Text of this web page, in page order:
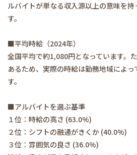
ルバイトが単なる収入源以上の意味を
す。
■平均時給（2024年）
全国平均で約1,080円となっています。
あるため、実際の時給は勤務地域によ
す。
■アルバイトを選ぶ基準
１位：時給の高さ (63.0%)
２位：シフトの融通がきくか (40.0%)
３位：雰囲気の良さ (36.0%)